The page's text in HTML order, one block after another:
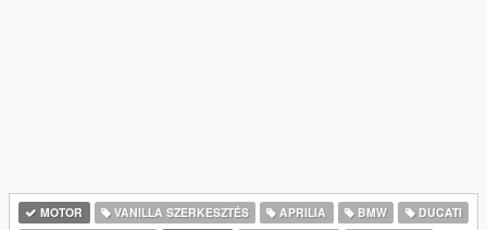
MOTOR VANILLA SZERKESZTÉS APRILIA BMW
DUCATI